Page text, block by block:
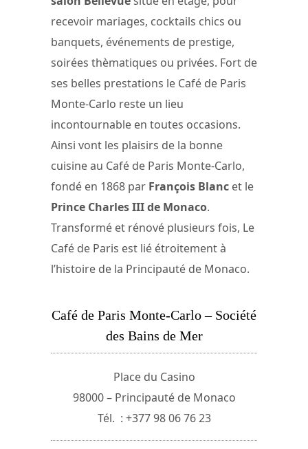
recevoir mariages, cocktails chics ou
banquets, événements de prestige,
soirées thèmatiques ou privées. Fort de
ses belles prestations le Café de Paris
Monte-Carlo reste un lieu
incontournable en toutes occasions.
Ainsi vont les plaisirs de la bonne
cuisine au Café de Paris Monte-Carlo,
fondé en 1868 par François Blanc et le
Prince Charles III de Monaco.
Transformé et rénové plusieurs fois, Le
Café de Paris est lié étroitement à
l’histoire de la Principauté de Monaco.
Café de Paris Monte-Carlo – Société
des Bains de Mer
Place du Casino
98000 – Principauté de Monaco
Tél. : +377 98 06 76 23